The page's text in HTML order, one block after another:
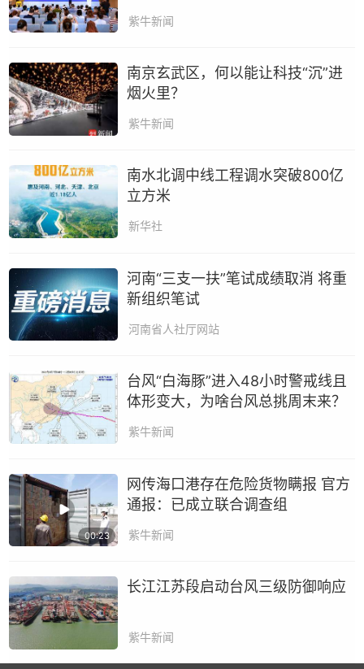
紫牛新闻
南京玄武区，何以能让科技“沉”进
烟火里？
紫牛新闻
南水北调中线工程调水突破800亿
立方米
新华社
河南“三支一扶”笔试成绩取消 将重
新组织笔试
河南省人社厅网站
台风“白海豚”进入48小时警戒线且
体形变大，为啥台风总挑周末来？
紫牛新闻
网传海口港存在危险货物瞒报 官方
通报：已成立联合调查组
00:23 紫牛新闻
长江江苏段启动台风三级防御响应
紫牛新闻